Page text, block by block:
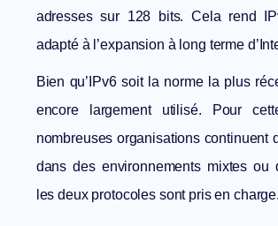
adresses sur 128 bits. Cela rend
adapté à l’expansion à long terme
Bien qu’IPv6 soit la norme la plus
encore largement utilisé. Pour
nombreuses organisations continuent
dans des environnements mixtes ou
les deux protocoles sont pris en charge.